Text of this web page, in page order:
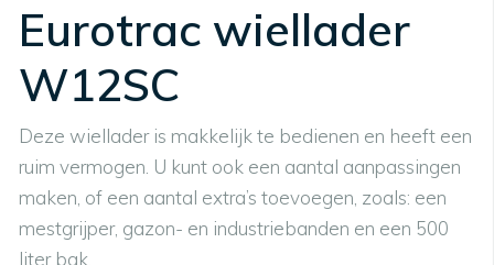
Eurotrac wiellader
W12SC
Deze wiellader is makkelijk te bedienen en heeft een
ruim vermogen. U kunt ook een aantal aanpassingen
maken, of een aantal extra’s toevoegen, zoals: een
mestgrijper, gazon- en industriebanden en een 500
liter bak.